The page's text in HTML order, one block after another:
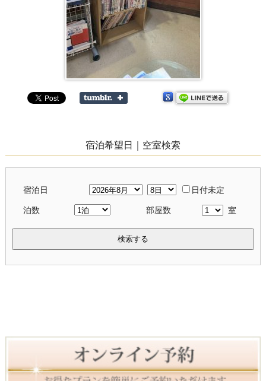
宿泊希望日｜空室検索
宿泊日 日付未定
泊数 部屋数 室
検索する